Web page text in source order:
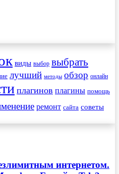
виды выбор выбрать
лучший методы обзор онлайн
плагинов плагины помощь
ремонт сайта советы
интернетом.